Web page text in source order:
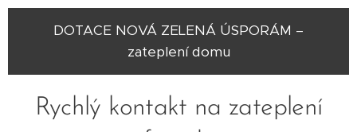
DOTACE NOVÁ ZELENÁ ÚSPORÁM –
zateplení domu
Rychlý kontakt na zateplení